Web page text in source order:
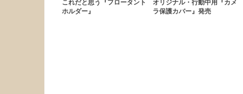
これだと思う『フロータント
ホルダー』
オリジナル・行動中用『カメ
ラ保護カバー』発売